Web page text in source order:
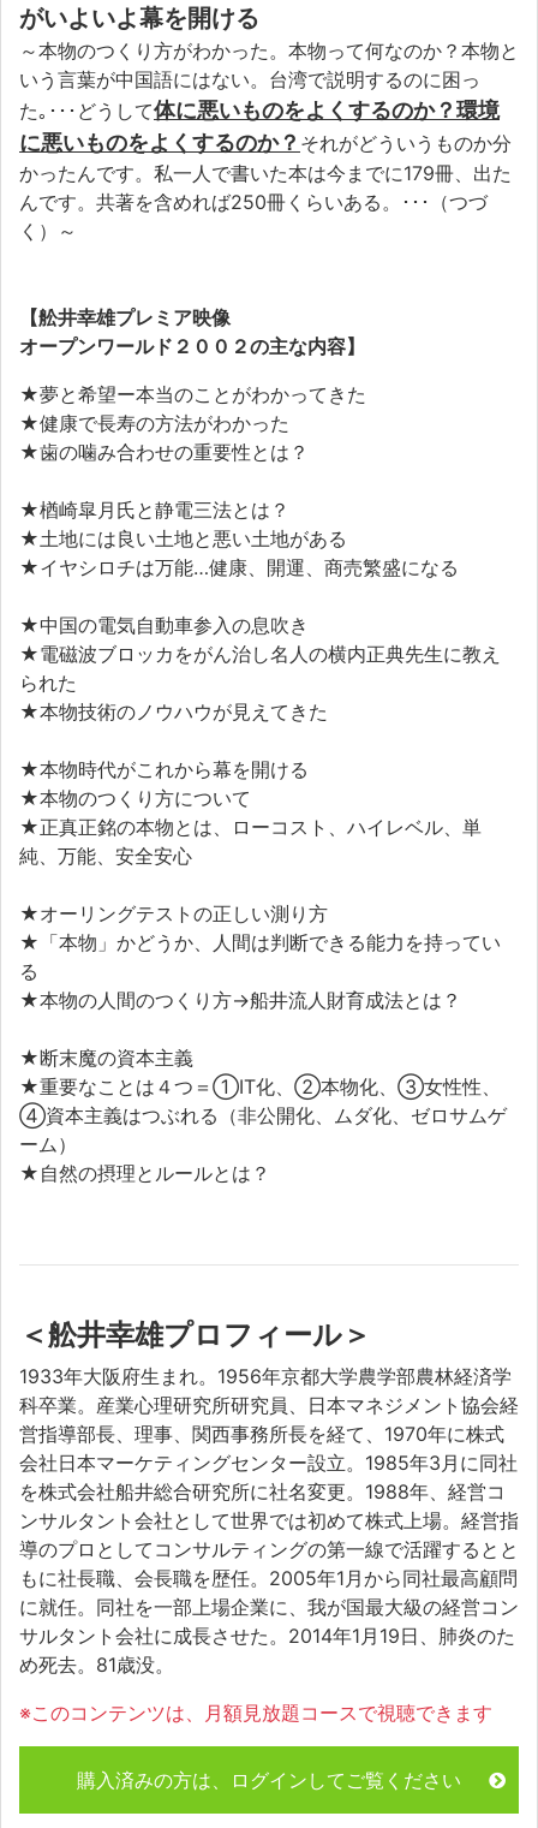
がいよいよ幕を開ける
～本物のつくり方がわかった。本物って何なのか？本物と
いう言葉が中国語にはない。台湾で説明するのに困っ
た｡･･･どうして体に悪いものをよくするのか？環境
に悪いものをよくするのか？ それがどういうものか分
かったんです。私一人で書いた本は今までに179冊、出た
んです。共著を含めれば250冊くらいある。･･･（つづ
く）～
【舩井幸雄プレミア映像
オープンワールド２００２の主な内容】
★夢と希望ー本当のことがわかってきた
★健康で長寿の方法がわかった
★歯の噛み合わせの重要性とは？
★楢崎皐月氏と静電三法とは？
★土地には良い土地と悪い土地がある
★イヤシロチは万能…健康、開運、商売繁盛になる
★中国の電気自動車参入の息吹き
★電磁波ブロッカをがん治し名人の横内正典先生に教え
られた
★本物技術のノウハウが見えてきた
★本物時代がこれから幕を開ける
★本物のつくり方について
★正真正銘の本物とは、ローコスト、ハイレベル、単
純、万能、安全安心
★オーリングテストの正しい測り方
★「本物」かどうか、人間は判断できる能力を持ってい
る
★本物の人間のつくり方→船井流人財育成法とは？
★断末魔の資本主義
★重要なことは４つ＝①IT化、②本物化、③女性性、
④資本主義はつぶれる（非公開化、ムダ化、ゼロサムゲ
ーム）
★自然の摂理とルールとは？
＜舩井幸雄プロフィール＞
1933年大阪府生まれ。1956年京都大学農学部農林経済学
科卒業。産業心理研究所研究員、日本マネジメント協会経
営指導部長、理事、関西事務所長を経て、1970年に株式
会社日本マーケティングセンター設立。1985年3月に同社
を株式会社船井総合研究所に社名変更。1988年、経営コ
ンサルタント会社として世界では初めて株式上場。経営指
導のプロとしてコンサルティングの第一線で活躍するとと
もに社長職、会長職を歴任。2005年1月から同社最高顧問
に就任。同社を一部上場企業に、我が国最大級の経営コン
サルタント会社に成長させた。2014年1月19日、肺炎のた
め死去。81歳没。
※このコンテンツは、月額見放題コースで視聴できます
購入済みの方は、ログインしてご覧ください